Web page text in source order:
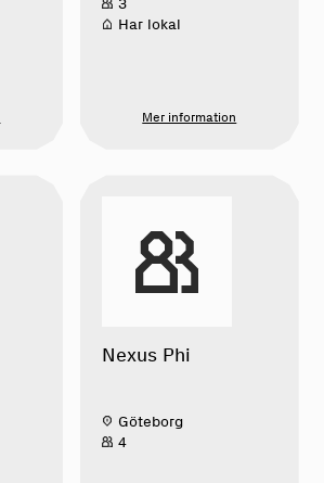
3
Har lokal
Mer information
Nexus Phi
Göteborg
4